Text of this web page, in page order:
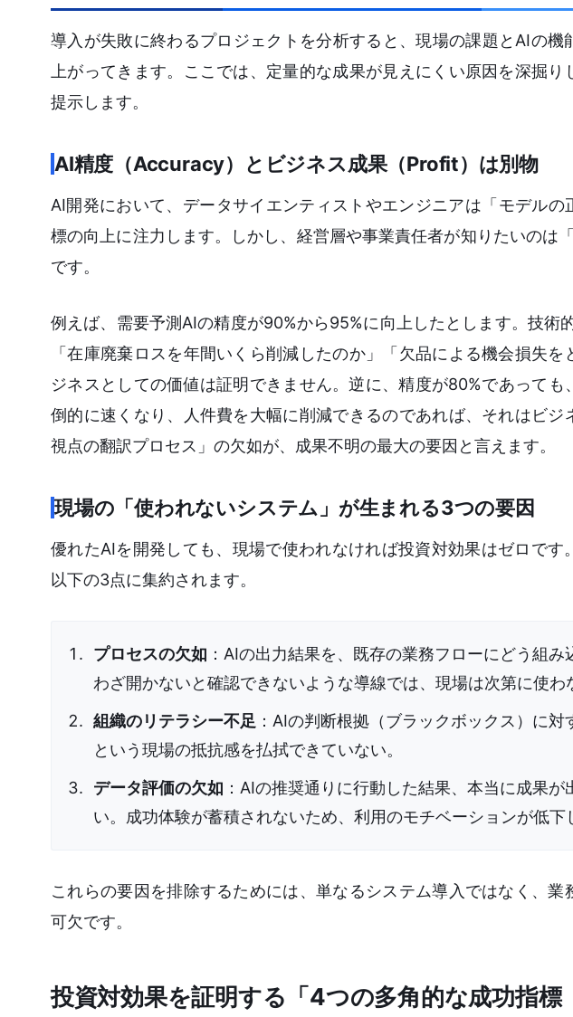
導入が失敗に終わるプロジェクトを分析すると、現場の課題とAIの
上がってきます。ここでは、定量的な成果が見えにくい原因を深掘
提示します。
AI精度（Accuracy）とビジネス成果（Profit）は別物
AI開発において、データサイエンティストやエンジニアは「モデル
標の向上に注力します。しかし、経営層や事業責任者が知りたいのは
です。
例えば、需要予測AIの精度が90%から95%に向上したとします。技術
「在庫廃棄ロスを年間いくら削減したのか」「欠品による機会損失
ジネスとしての価値は証明できません。逆に、精度が80%であって
倒的に速くなり、人件費を大幅に削減できるのであれば、それはビ
視点の翻訳プロセス」の欠如が、成果不明の最大の要因と言えます。
現場の「使われないシステム」が生まれる3つの要因
優れたAIを開発しても、現場で使われなければ投資対効果はゼロで
以下の3点に集約されます。
プロセスの欠如 ：AIの出力結果を、既存の業務フローにどう組
わざ開かないと確認できないような導線では、現場は次第に使わ
組織のリテラシー不足 ：AIの判断根拠（ブラックボックス）に
という現場の抵抗感を払拭できていない。
データ評価の欠如 ：AIの推奨通りに行動した結果、本当に成果
い。成功体験が蓄積されないため、利用のモチベーションが低下
これらの要因を排除するためには、単なるシステム導入ではなく、
可欠です。
投資対効果を証明する「4つの多角的な成功指標